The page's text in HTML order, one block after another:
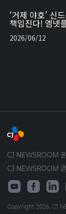
‘거제 야호’ 신
책임진다! 엠넷
2026/06/12
CJ NEWSROOM
CJ NEWSROOM
Copyright 2026. CJ